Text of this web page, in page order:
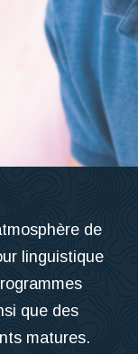
de
linguistique
que des
matures.